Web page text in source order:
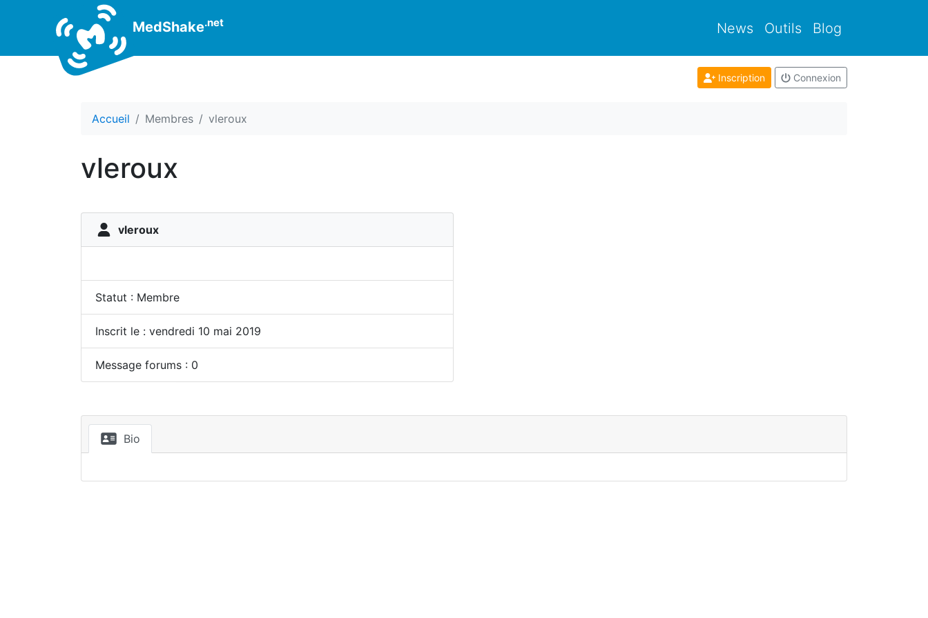
MedShake.net News Outils Blog
Inscription Connexion
Accueil Membres vleroux
vleroux
vleroux
Statut : Membre
Inscrit le : vendredi 10 mai 2019
Message forums : 0
Bio